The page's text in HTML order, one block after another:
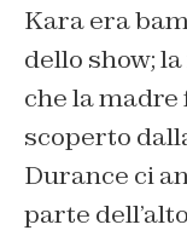
Kara era
dello show;
che la
scoperto
Durance ci
parte